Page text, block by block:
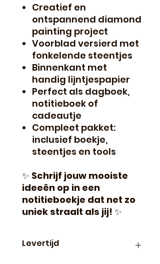
Creatief en
ontspannend diamond
painting project
Voorblad versierd met
fonkelende steentjes
Binnenkant met
handig lijntjespapier
Perfect als dagboek,
notitieboek of
cadeautje
Compleet pakket:
inclusief boekje,
steentjes en tools
✨ Schrijf jouw mooiste
ideeën op in een
notitieboekje dat net zo
uniek straalt als jij! ✨
Levertijd